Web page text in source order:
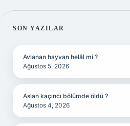
SIDEBAR
SON YAZILAR
Avlanan hayvan helâl mi ?
Ağustos 5, 2026
Aslan kaçıncı bölümde öldü ?
Ağustos 4, 2026